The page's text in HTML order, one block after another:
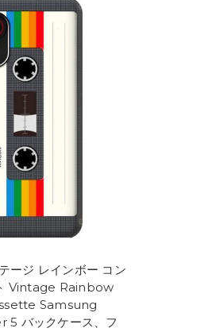
ージ レインボー コン
Vintage Rainbow
Samsung
5 バックケース、フ